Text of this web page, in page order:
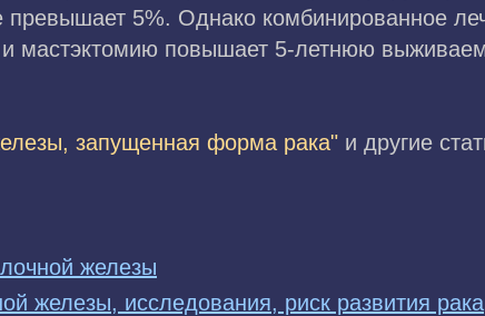
5%. Однако комбинированное
мастэктомию повышает 5-летнюю
запущенная форма рака" и другие
железы
железы, исследования, риск развития рака